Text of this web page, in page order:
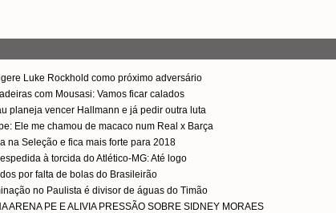
Luke Rockhold como próximo adversário
com Mousasi: Vamos ficar calados
planeja vencer Hallmann e já pedir outra luta
Ele me chamou de macaco num Real x Barça
na Seleção e fica mais forte para 2018
à torcida do Atlético-MG: Até logo
por falta de bolas do Brasileirão
no Paulista é divisor de águas do Timão
ARENA PE E ALIVIA PRESSÃO SOBRE SIDNEY MORAES